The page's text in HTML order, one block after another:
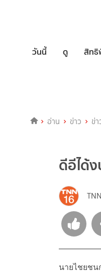
วันนี้ ดู สิทธิ
อ่าน ข่าว ข่
ดีอีได้
นายไชยชน